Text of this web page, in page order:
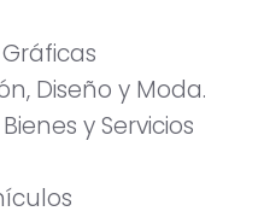
Diseño y Moda.
y Servicios